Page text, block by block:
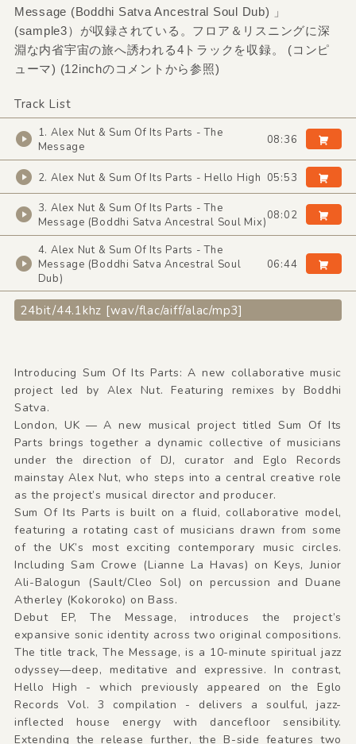
Message (Boddhi Satva Ancestral Soul Dub) 」
(sample3）が収録されている。フロア＆リスニングに深
淵な内省宇宙の旅へ誘われる4トラックを収録。 (コンピ
ューマ) (12inchのコメントから参照)
Track List
1. Alex Nut & Sum Of Its Parts - The
Message
08:36
2. Alex Nut & Sum Of Its Parts - Hello High 05:53
3. Alex Nut & Sum Of Its Parts - The
Message (Boddhi Satva Ancestral Soul Mix)08:02
4. Alex Nut & Sum Of Its Parts - The
Message (Boddhi Satva Ancestral Soul
Dub)
06:44
24bit/44.1khz [wav/flac/aiff/alac/mp3]
Introducing Sum Of Its Parts: A new collaborative music
project led by Alex Nut. Featuring remixes by Boddhi
Satva.
London, UK — A new musical project titled Sum Of Its
Parts brings together a dynamic collective of musicians
under the direction of DJ, curator and Eglo Records
mainstay Alex Nut, who steps into a central creative role
as the project’s musical director and producer.
Sum Of Its Parts is built on a fluid, collaborative model,
featuring a rotating cast of musicians drawn from some
of the UK’s most exciting contemporary music circles.
Including Sam Crowe (Lianne La Havas) on Keys, Junior
Ali-Balogun (Sault/Cleo Sol) on percussion and Duane
Atherley (Kokoroko) on Bass.
Debut EP, The Message, introduces the project’s
expansive sonic identity across two original compositions.
The title track, The Message, is a 10-minute spiritual jazz
odyssey—deep, meditative and expressive. In contrast,
Hello High - which previously appeared on the Eglo
Records Vol. 3 compilation - delivers a soulful, jazz-
inflected house energy with dancefloor sensibility.
Extending the release further, the B-side features two